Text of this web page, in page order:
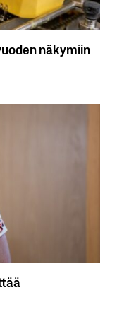
näkymiin